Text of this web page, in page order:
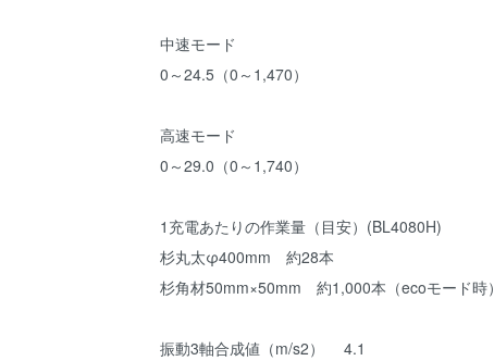
中速モード
0～24.5（0～1,470）
高速モード
0～29.0（0～1,740）
1充電あたりの作業量（目安）(BL4080H)
杉丸太φ400mm 約28本
杉角材50mm×50mm 約1,000本（ecoモード時）
振動3軸合成値（m/s2） 4.1